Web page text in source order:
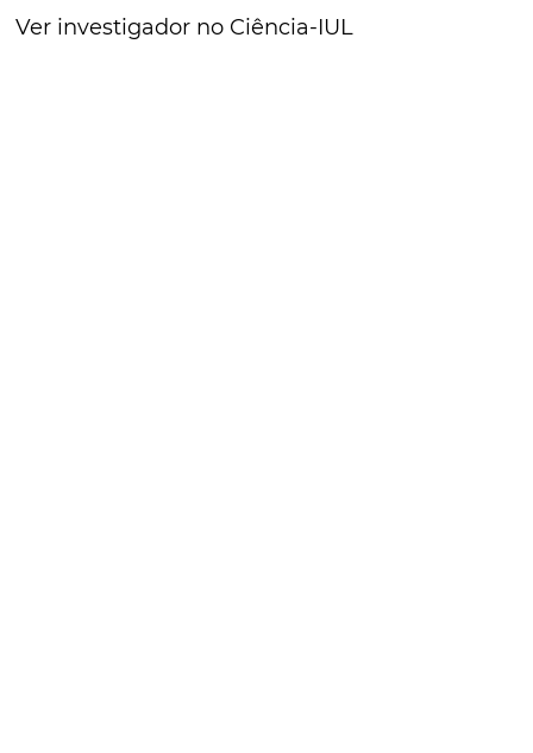
Ver investigador no Ciência-IUL